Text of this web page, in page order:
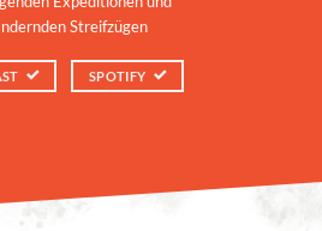
Streifzügen
SPOTIFY